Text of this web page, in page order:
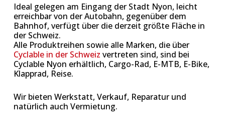
Ideal gelegen am Eingang der Stadt Nyon, leicht
erreichbar von der Autobahn, gegenüber dem
Bahnhof, verfügt über die derzeit größte Fläche in
der Schweiz.
Alle Produktreihen sowie alle Marken, die über
Cyclable in der Schweiz vertreten sind, sind bei
Cyclable Nyon erhältlich, Cargo-Rad, E-MTB, E-Bike,
Klapprad, Reise.
Wir bieten Werkstatt, Verkauf, Reparatur und
natürlich auch Vermietung.